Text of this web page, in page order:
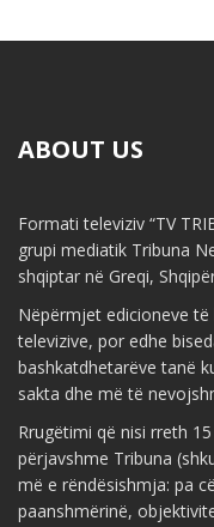
ABOUT US
Formati televiziv “TV
grupi mediatik Tribuna
shqiptar në Greqi,
Nëpërmjet edicioneve
televizive, por edhe
bashkatdhetarëve tanë
sakta dhe më të
Rrugëtimi që nisi rreth
përjavshme Tribuna
më e rëndësishmja: pa
paanshmërinë,